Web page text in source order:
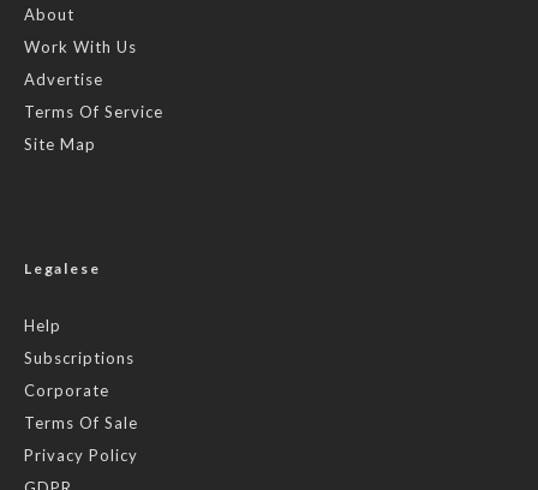
About
Work With Us
Advertise
Terms Of Service
Site Map
Legalese
Help
Subscriptions
Corporate
Terms Of Sale
Privacy Policy